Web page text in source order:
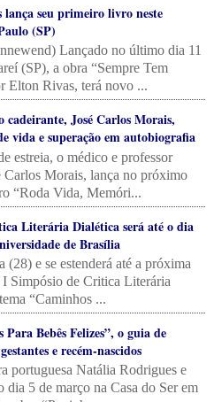
seu primeiro livro neste
(SP)
Lançado no último dia 11
(SP), a obra “Sempre Tem
Elton Rivas, terá novo ...
cadeirante, José Carlos Morais,
vida e superação em autobiografia
estreia, o médico e professor
Carlos Morais, lança no próximo
“Roda Vida, Memóri...
Literária Dialética será até o dia
de Brasília
(28) e se estenderá até a próxima
Simpósio de Critica Literária
“Caminhos ...
Para Bebês Felizes”, o guia de
e recém-nascidos
portuguesa Natália Rodrigues e
dia 5 de março na Casa do Ser em